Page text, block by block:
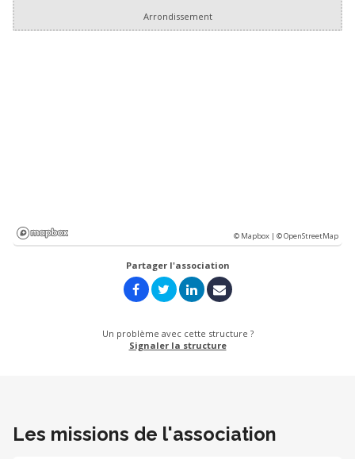
© Mapbox |© OpenStreetMap
Partager l'association
Un problème avec cette structure ?
Signaler la structure
Les missions de l'association